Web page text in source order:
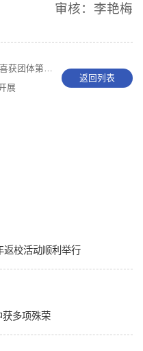
审核：李艳梅
团体第八名
展
返回列表
返校活动顺利举行
获多项殊荣